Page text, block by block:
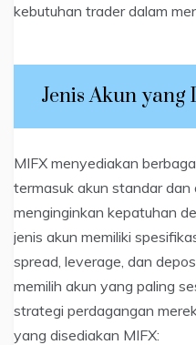
kebutuhan trader dalam
Jenis Akun
MIFX menyediakan
termasuk akun standar
menginginkan kepatuhan
jenis akun memiliki
spread, leverage, dan
memilih akun yang paling
strategi perdagangan
yang disediakan MIFX: